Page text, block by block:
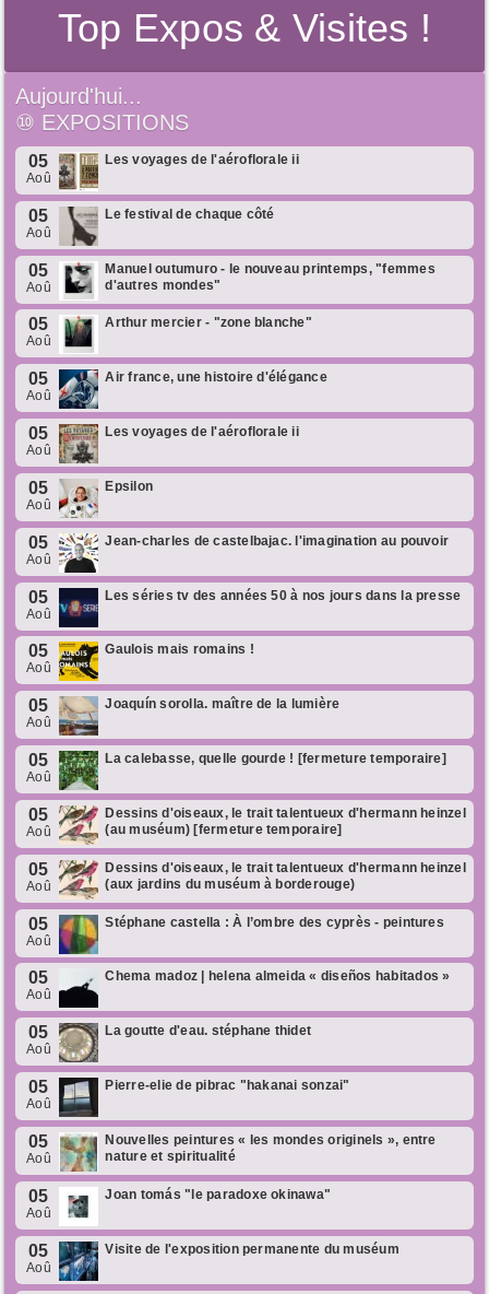
Top Expos & Visites !
Aujourd'hui...
⑩ EXPOSITIONS
05
Aoû
Les voyages de l'aéroflorale ii
05
Aoû
Le festival de chaque côté
05
Aoû
Manuel outumuro - le nouveau printemps, "femmes
d'autres mondes"
05
Aoû
Arthur mercier - "zone blanche"
05
Aoû
Air france, une histoire d'élégance
05
Aoû
Les voyages de l'aéroflorale ii
05
Aoû
Epsilon
05
Aoû
Jean-charles de castelbajac. l'imagination au pouvoir
05
Aoû
Les séries tv des années 50 à nos jours dans la presse
05
Aoû
Gaulois mais romains !
05
Aoû
Joaquín sorolla. maître de la lumière
05
Aoû
La calebasse, quelle gourde ! [fermeture temporaire]
05
Aoû
Dessins d'oiseaux, le trait talentueux d'hermann heinzel
(au muséum) [fermeture temporaire]
05
Aoû
Dessins d'oiseaux, le trait talentueux d'hermann heinzel
(aux jardins du muséum à borderouge)
05
Aoû
Stéphane castella : À l’ombre des cyprès - peintures
05
Aoû
Chema madoz | helena almeida « diseños habitados »
05
Aoû
La goutte d'eau. stéphane thidet
05
Aoû
Pierre-elie de pibrac "hakanai sonzai"
05
Aoû
Nouvelles peintures « les mondes originels », entre
nature et spiritualité
05
Aoû
Joan tomás "le paradoxe okinawa"
05
Aoû
Visite de l'exposition permanente du muséum